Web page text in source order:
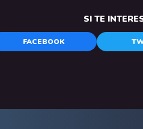
SI TE
FACEBOOK